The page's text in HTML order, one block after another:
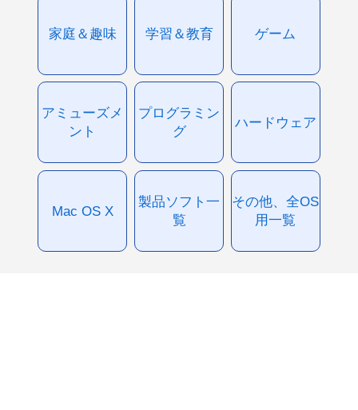
家庭＆趣味 学習＆教育 ゲーム
アミューズメ
ント
プログラミン
グ
ハードウェア
Mac OS X
製品ソフト一
覧
その他、全OS
用一覧